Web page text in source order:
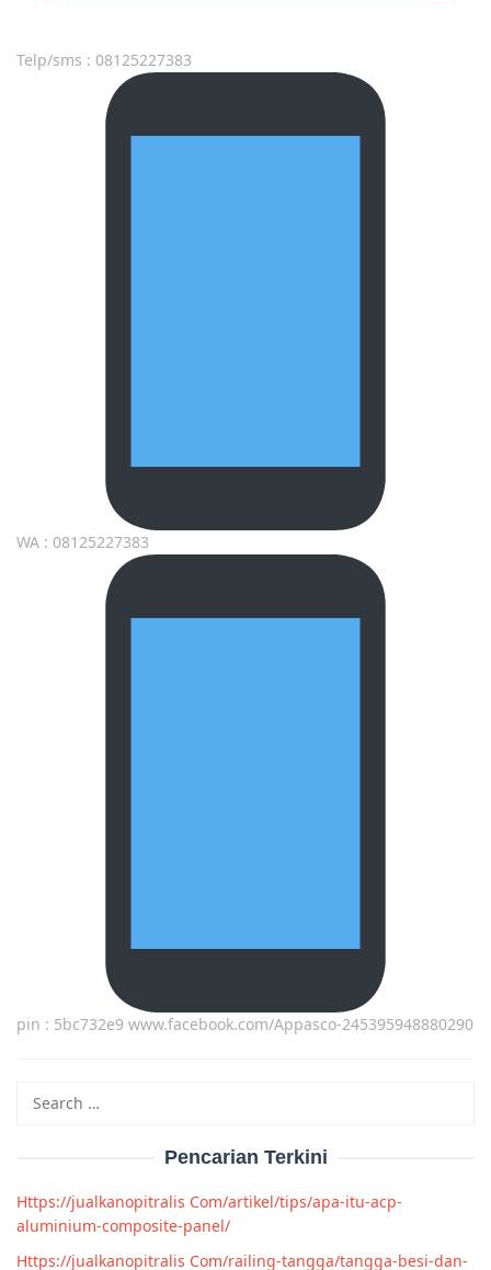
Telp/sms : 08125227383
WA : 08125227383
pin : 5bc732e9 www.facebook.com/Appasco-245395948880290
for:
Pencarian Terkini
Https://jualkanopitralis Com/artikel/tips/apa-itu-acp-
aluminium-composite-panel/
Https://jualkanopitralis Com/railing-tangga/tangga-besi-dan-